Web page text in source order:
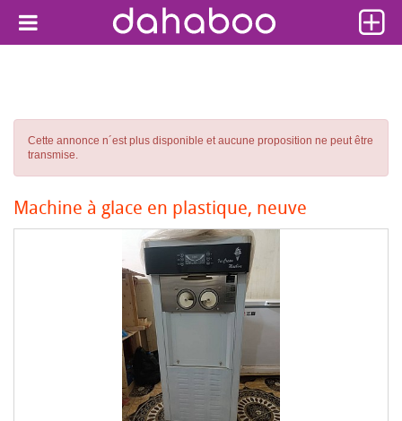
Cette annonce n´est plus disponible et aucune proposition ne peut être
transmise.
Machine à glace en plastique, neuve